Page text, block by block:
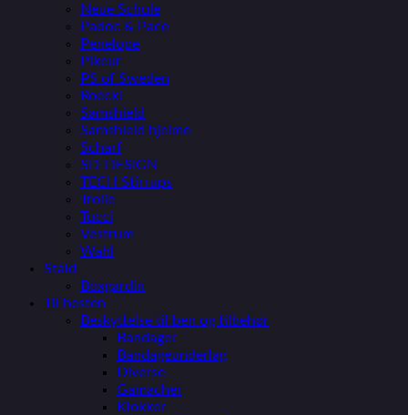
Neue Schule
Padoc & Pace
Penelope
Pikeur
PS of Sweden
Roeckl
Samshield
Samshield hjelme
Scharf
SD-DESIGN
TECH Stirrups
Trolle
Tucci
Vestrum
Wahl
Stald
Boxgardin
Til hesten
Beskyttelse til ben og tilbehør
Bandager
Bandageunderlag
Diverse
Gamacher
Klokker